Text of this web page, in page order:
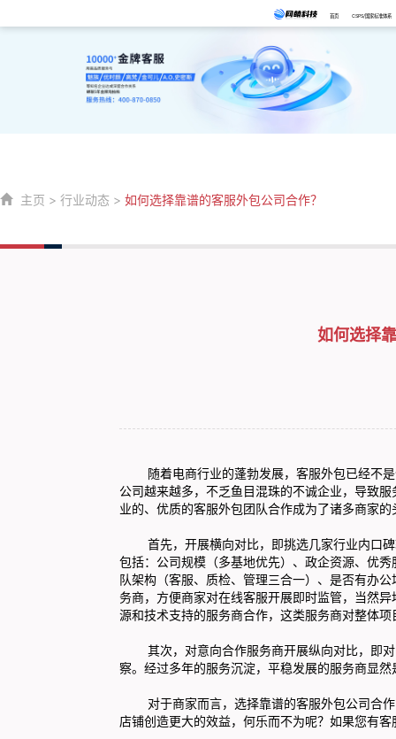
首页 CSPS/国家标准体系
主页 > 行业动态 > 如何选择靠谱的客服外包公司合作？
如何选择
随着电商行业的蓬勃发展，客服外包已经不是
公司越来越多，不乏鱼目混珠的不诚企业，导致
业的、优质的客服外包团队合作成为了诸多商家
首先，开展横向对比，即挑选几家行业内口碑
包括：公司规模（多基地优先）、政企资源、优
队架构（客服、质检、管理三合一）、是否有办
务商，方便商家对在线客服开展即时监管，当然
源和技术支持的服务商合作，这类服务商对整体
其次，对意向合作服务商开展纵向对比，即对
察。经过多年的服务沉淀，平稳发展的服务商显
对于商家而言，选择靠谱的客服外包公司合
店铺创造更大的效益，何乐而不为呢？如果您有